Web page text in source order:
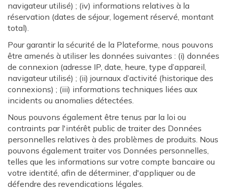
navigateur utilisé) ; (iv) informations relatives à la
réservation (dates de séjour, logement réservé, montant
total).
Pour garantir la sécurité de la Plateforme, nous pouvons
être amenés à utiliser les données suivantes : (i) données
de connexion (adresse IP, date, heure, type d’appareil,
navigateur utilisé) ; (ii) journaux d’activité (historique des
connexions) ; (iii) informations techniques liées aux
incidents ou anomalies détectées.
Nous pouvons également être tenus par la loi ou
contraints par l'intérêt public de traiter des Données
personnelles relatives à des problèmes de produits. Nous
pouvons également traiter vos Données personnelles,
telles que les informations sur votre compte bancaire ou
votre identité, afin de déterminer, d'appliquer ou de
défendre des revendications légales.